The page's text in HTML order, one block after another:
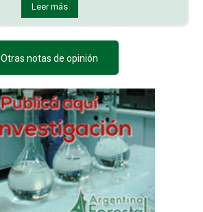
Leer más
Otras notas de opinión